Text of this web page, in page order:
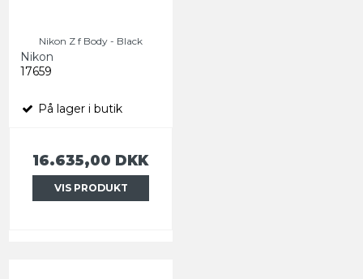
Nikon Z f Body - Black
Nikon
17659
På lager i butik
16.635,00 DKK
VIS PRODUKT